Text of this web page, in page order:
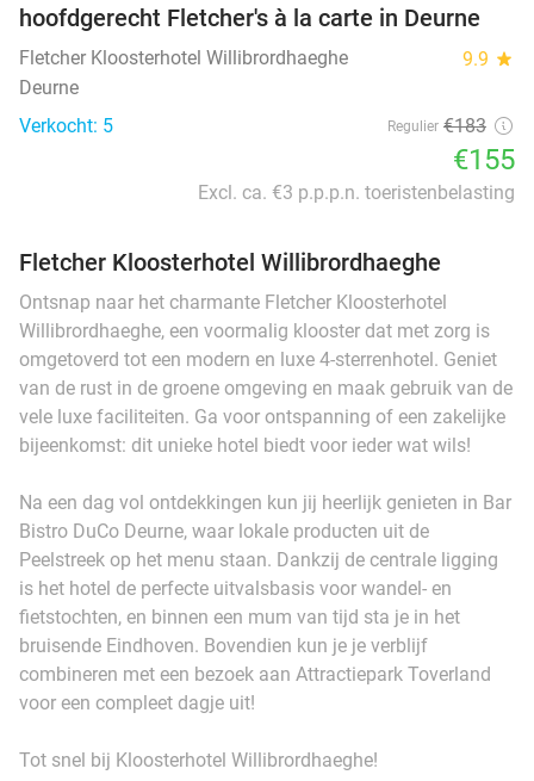
hoofdgerecht Fletcher's à la carte in Deurne
Fletcher Kloosterhotel Willibrordhaeghe 9.9 star
Deurne
Verkocht: 5
Regulier €183
€155
Excl. ca. €3 p.p.p.n. toeristenbelasting
Fletcher Kloosterhotel Willibrordhaeghe
Ontsnap naar het charmante Fletcher Kloosterhotel
Willibrordhaeghe, een voormalig klooster dat met zorg is
omgetoverd tot een modern en luxe 4-sterrenhotel. Geniet
van de rust in de groene omgeving en maak gebruik van de
vele luxe faciliteiten. Ga voor ontspanning of een zakelijke
bijeenkomst: dit unieke hotel biedt voor ieder wat wils!
Na een dag vol ontdekkingen kun jij heerlijk genieten in Bar
Bistro DuCo Deurne, waar lokale producten uit de
Peelstreek op het menu staan. Dankzij de centrale ligging
is het hotel de perfecte uitvalsbasis voor wandel- en
fietstochten, en binnen een mum van tijd sta je in het
bruisende Eindhoven. Bovendien kun je je verblijf
combineren met een bezoek aan Attractiepark Toverland
voor een compleet dagje uit!
Tot snel bij Kloosterhotel Willibrordhaeghe!